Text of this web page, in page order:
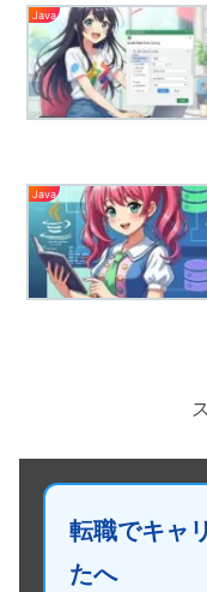
Java
Java
転職でキャ
たへ